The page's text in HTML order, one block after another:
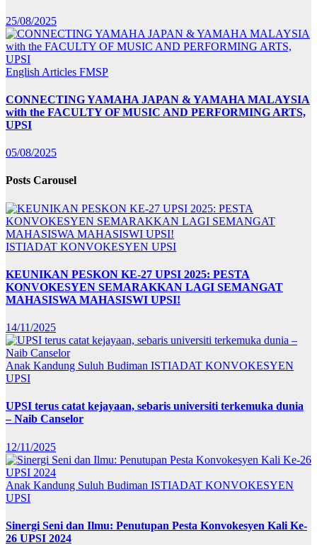
25/08/2025
English Articles FMSP
CONNECTING YAMAHA JAPAN & YAMAHA MALAYSIA
with the FACULTY OF MUSIC AND PERFORMING ARTS,
UPSI
05/08/2025
Posts Carousel
ISTIADAT KONVOKESYEN UPSI
KEUNIKAN PESKON KE-27 UPSI 2025: PESTA
KONVOKESYEN SEMARAKKAN LAGI SEMANGAT
MAHASISWA MAHASISWI UPSI!
14/11/2025
Anak Kandung Suluh Budiman ISTIADAT KONVOKESYEN
UPSI
UPSI terus catat kejayaan, sebaris universiti terkemuka dunia
– Naib Canselor
12/11/2025
Anak Kandung Suluh Budiman ISTIADAT KONVOKESYEN
UPSI
Sinergi Seni dan Ilmu: Penutupan Pesta Konvokesyen Kali Ke-
26 UPSI 2024